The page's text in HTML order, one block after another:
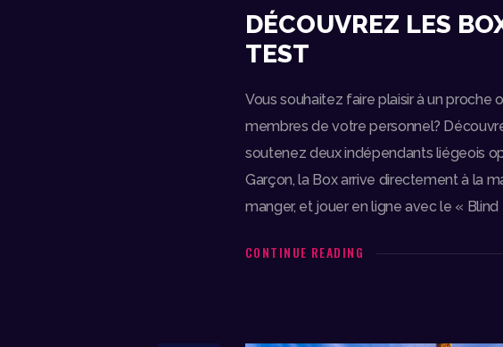
DÉCOUVREZ LES
TEST
Vous souhaitez faire plaisir à un proche
membres de votre personnel?
soutenez deux indépendants liégeois
Garçon, la Box arrive directement à la
manger, et jouer en ligne avec le «
CONTINUE READING